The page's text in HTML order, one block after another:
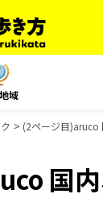
域
(2ページ目)aruco
国